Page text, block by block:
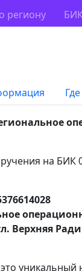
региону
на БИК
Верхняя
уникальный